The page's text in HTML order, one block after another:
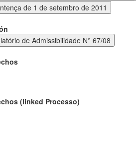
de 1 de setembro de 2011
de Admissibilidade N° 67/08
(linked Processo)